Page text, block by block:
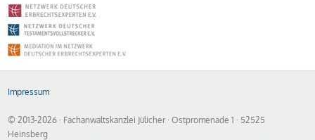
Impressum
© 2013-2026 · Fachanwaltskanzlei Jülicher · Ostpromenade 1 · 52525
Heinsberg